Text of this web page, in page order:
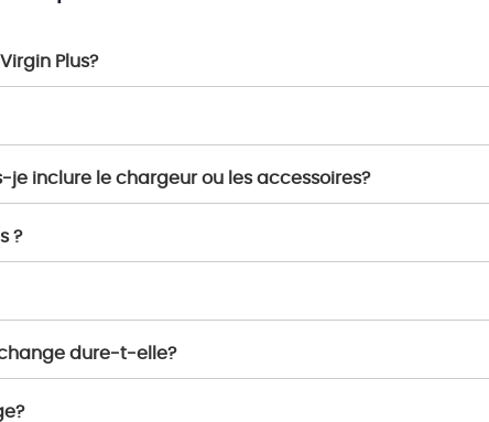
Plus?
je inclure le chargeur ou les accessoires?
?
dure-t-elle?